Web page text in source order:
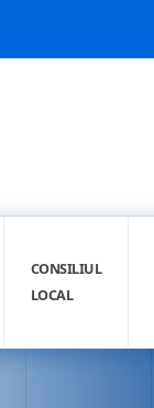
CONSILIUL
LOCAL